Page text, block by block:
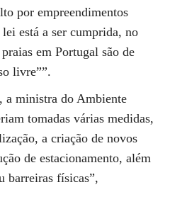
por empreendimentos
está a ser cumprida, no
em Portugal são de
livre””.
a ministra do Ambiente
tomadas várias medidas,
a criação de novos
de estacionamento, além
barreiras físicas”,